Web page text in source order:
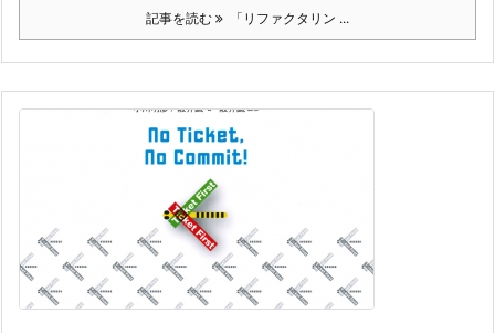
記事を読む 「リファクタリン ...